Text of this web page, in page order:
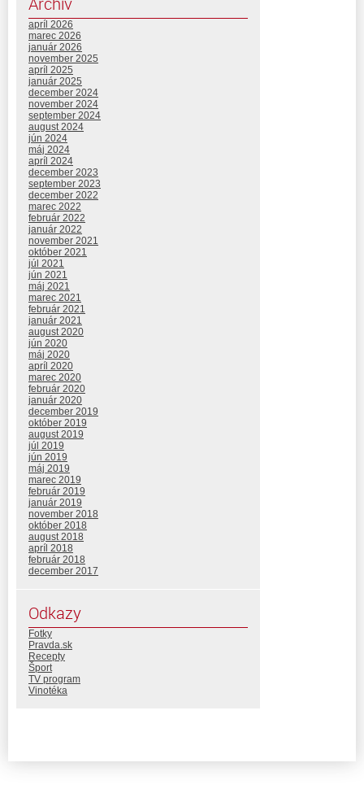
apríl 2026
marec 2026
január 2026
november 2025
apríl 2025
január 2025
december 2024
november 2024
september 2024
august 2024
jún 2024
máj 2024
apríl 2024
december 2023
september 2023
december 2022
marec 2022
február 2022
január 2022
november 2021
október 2021
júl 2021
jún 2021
máj 2021
marec 2021
február 2021
január 2021
august 2020
jún 2020
máj 2020
apríl 2020
marec 2020
február 2020
január 2020
december 2019
október 2019
august 2019
júl 2019
jún 2019
máj 2019
marec 2019
február 2019
január 2019
november 2018
október 2018
august 2018
apríl 2018
február 2018
december 2017
Odkazy
Fotky
Pravda.sk
Recepty
Šport
TV program
Vinotéka